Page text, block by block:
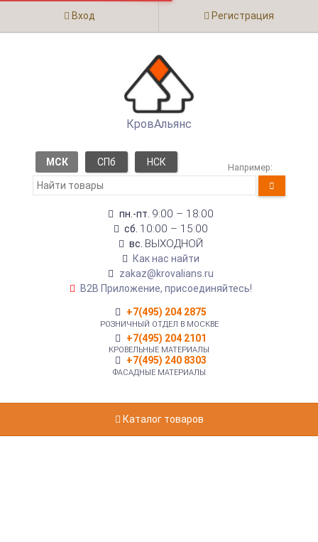
Вход Регистрация
КровАльянс
МСК СПб НСК Например:
пн.-пт. 9:00 – 18:00
сб. 10:00 – 15:00
вс. ВЫХОДНОЙ
Как нас найти
zakaz@krovalians.ru
B2B Приложение, присоединяйтесь!
+7(495) 204 2875
РОЗНИЧНЫЙ ОТДЕЛ В МОСКВЕ
+7(495) 204 2101
КРОВЕЛЬНЫЕ МАТЕРИАЛЫ
+7(495) 240 8303
ФАСАДНЫЕ МАТЕРИАЛЫ
Каталог товаров